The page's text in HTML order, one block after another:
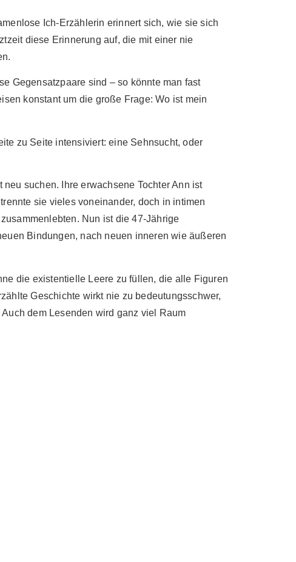
Ich-Erzählerin erinnert sich, wie sie sich
diese Erinnerung auf, die mit einer nie
Gegensatzpaare sind – so könnte man fast
konstant um die große Frage: Wo ist mein
zu Seite intensiviert: eine Sehnsucht, oder
suchen. Ihre erwachsene Tochter Ann ist
sie vieles voneinander, doch in intimen
Nun ist die 47-Jährige
Bindungen, nach neuen inneren wie äußeren
die existentielle Leere zu füllen, die alle Figuren
Geschichte wirkt nie zu bedeutungsschwer,
dem Lesenden wird ganz viel Raum